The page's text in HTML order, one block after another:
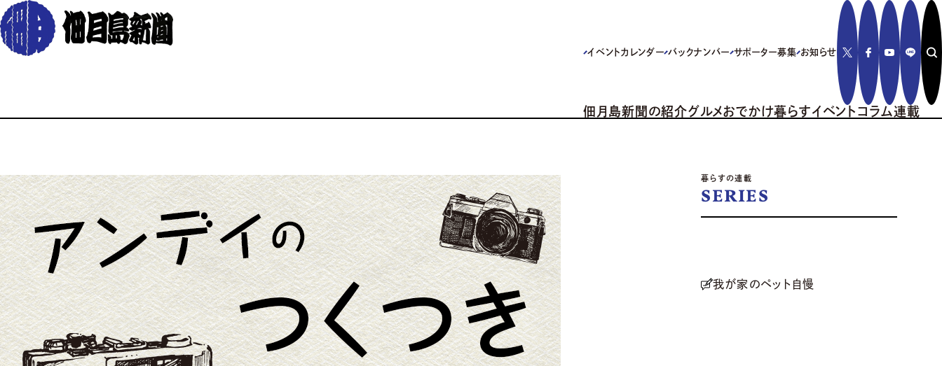
佃月島新聞の紹介グルメおでかけ暮らすイベント コラム連載
イベントカレンダー バックナンバー サポーター募集 お知らせ
暮らすの連載
SERIES
我が家のペット自慢